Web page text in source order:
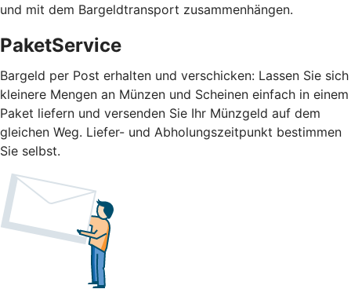
und mit dem Bargeldtransport zusammenhängen.
PaketService
Bargeld per Post erhalten und verschicken: Lassen Sie sich
kleinere Mengen an Münzen und Scheinen einfach in einem
Paket liefern und versenden Sie Ihr Münzgeld auf dem
gleichen Weg. Liefer- und Abholungszeitpunkt bestimmen
Sie selbst.